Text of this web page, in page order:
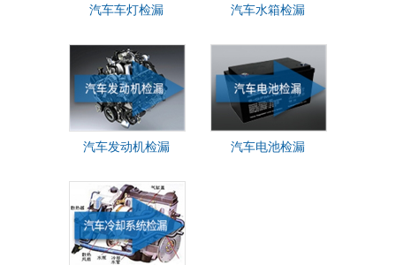
汽车车灯检漏 汽车水箱检漏
汽车发动机检漏 汽车电池检漏